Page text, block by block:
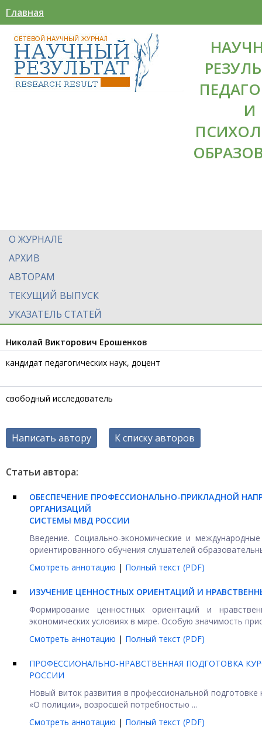
Главная
И
О ЖУРНАЛЕ
АРХИВ
АВТОРАМ
ТЕКУЩИЙ ВЫПУСК
УКАЗАТЕЛЬ СТАТЕЙ
Николай Викторович Ерошенков
кандидат педагогических наук, доцент
свободный исследователь
Написать автору К списку авторов
Статьи автора:
ОБЕСПЕЧЕНИЕ ПРОФЕССИОНАЛЬНО-ПРИКЛАДНОЙ
ОРГАНИЗАЦИЙ
СИСТЕМЫ МВД РОССИИ
Введение. Социально-экономические и
ориентированного обучения слушателей
Смотреть аннотацию | Полный текст (PDF)
ИЗУЧЕНИЕ ЦЕННОСТНЫХ ОРИЕНТАЦИЙ И
Формирование ценностных ориентаций и
экономических условиях в мире. Особую значимость
Смотреть аннотацию | Полный текст (PDF)
ПРОФЕССИОНАЛЬНО-НРАВСТВЕННАЯ ПОДГОТОВКА
РОССИИ
Новый виток развития в профессиональной
«О полиции», возросшей потребностью ...
Смотреть аннотацию | Полный текст (PDF)